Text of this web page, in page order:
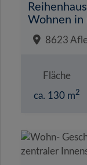
Wohnen in
8623
Fläche
ca. 130 m2